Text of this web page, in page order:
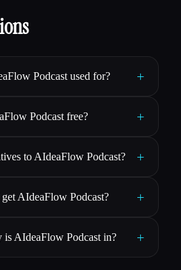
Podcast used for? +
Podcast free? +
to AIdeaFlow Podcast? +
AIdeaFlow Podcast? +
is AIdeaFlow Podcast in? +